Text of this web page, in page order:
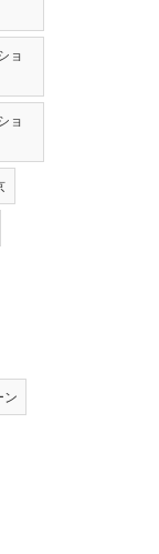
ョ
ョ
ン